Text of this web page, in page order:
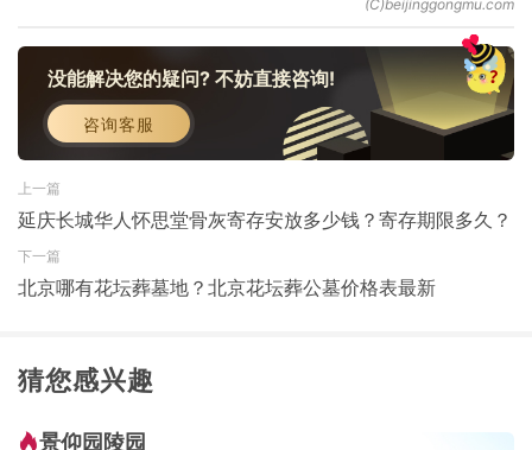
没能解决您的疑问? 不妨直接咨询!
咨询客服
上一篇
延庆长城华人怀思堂骨灰寄存安放多少钱？寄存期限多久？
下一篇
北京哪有花坛葬墓地？北京花坛葬公墓价格表最新
猜您感兴趣
景仰园陵园